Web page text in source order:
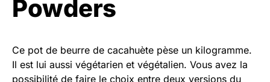
Powders
Ce pot de beurre de cacahuète pèse un kilogramme.
Il est lui aussi végétarien et végétalien. Vous avez la
possibilité de faire le choix entre deux versions du